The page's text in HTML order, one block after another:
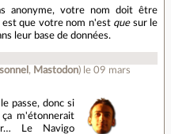
anonyme, votre nom doit être
est que votre nom n'est quesur le
leur base de données.
, Mastodon) le 09 mars
passe, donc si
m'étonnerait
Le Navigo